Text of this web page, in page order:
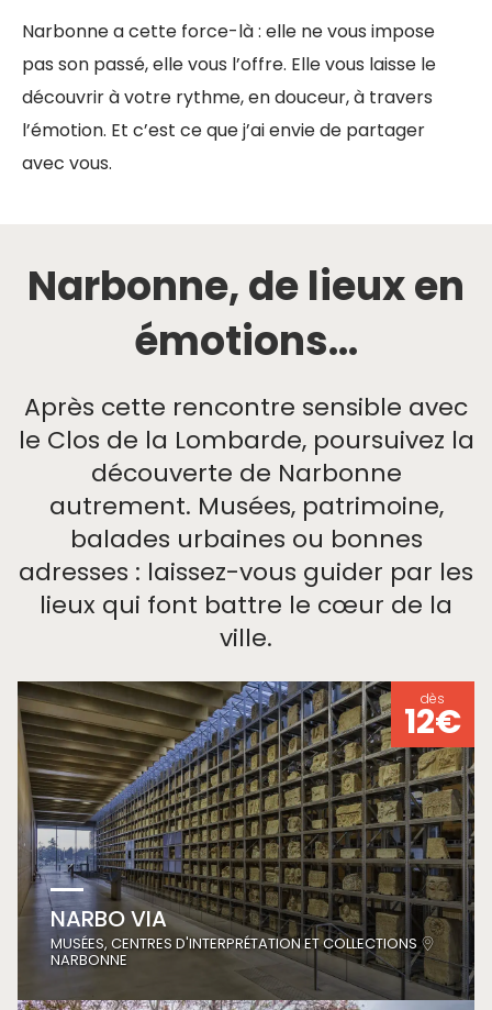
Narbonne a cette force-là : elle ne vous impose
pas son passé, elle vous l’offre. Elle vous laisse le
découvrir à votre rythme, en douceur, à travers
l’émotion. Et c’est ce que j’ai envie de partager
avec vous.
Narbonne, de lieux en
émotions...​
Après cette rencontre sensible avec
le Clos de la Lombarde, poursuivez la
découverte de Narbonne
autrement. Musées, patrimoine,
balades urbaines ou bonnes
adresses : laissez-vous guider par les
lieux qui font battre le cœur de la
ville.
NARBO VIA
MUSÉES, CENTRES D'INTERPRÉTATION ET COLLECTIONS
NARBONNE
dès
12€